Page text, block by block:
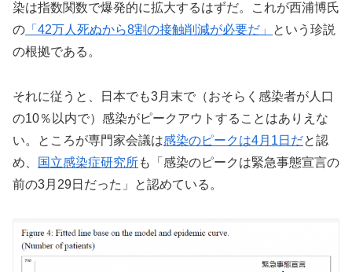
染は指数関数で爆発的に拡大するはずだ。これが西浦博氏
の 「42万人死ぬから8割の接触削減が必要だ」
という珍説
の根拠である。
それに従うと、日本でも3月末で（おそらく感染者が人口
の10％以内で）感染がピークアウトすることはありえな
い。ところが専門家会議は感染のピークは4月1日だと認
め、
国立感染症研究所も「感染のピークは緊急事態宣言の
前の3月29日だった」と認めている。